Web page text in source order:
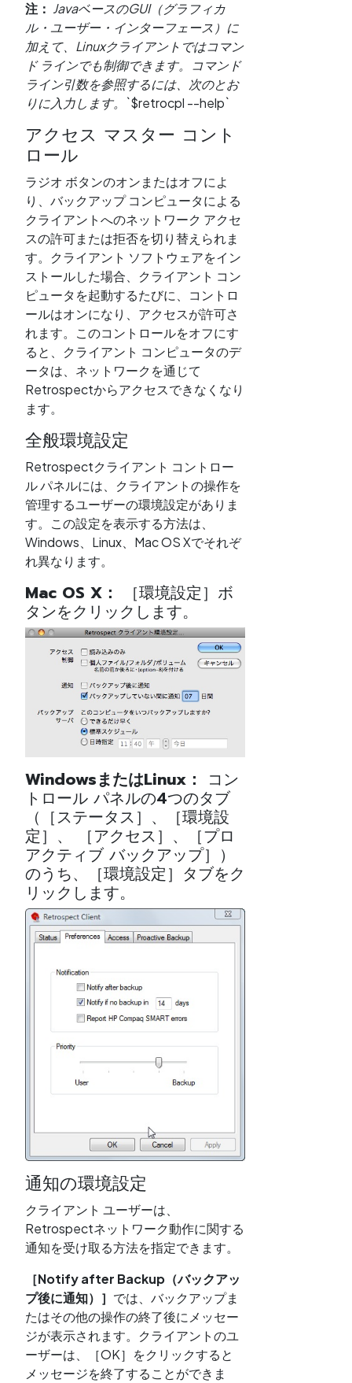
注： JavaベースのGUI（グラフィカ
ル・ユーザー・インターフェース）に
加えて、Linuxクライアントではコマン
ド ラインでも制御できます。コマンド
ライン引数を参照するには、次のとお
りに入力します。 `$retrocpl --help`
アクセス マスター コント
ロール
ラジオ ボタンのオンまたはオフによ
り、バックアップ コンピュータによる
クライアントへのネットワーク アクセ
スの許可または拒否を切り替えられま
す。クライアント ソフトウェアをイン
ストールした場合、クライアント コン
ピュータを起動するたびに、コントロ
ールはオンになり、アクセスが許可さ
れます。このコントロールをオフにす
ると、クライアント コンピュータのデ
ータは、ネットワークを通じて
Retrospectからアクセスできなくなり
ます。
全般環境設定
Retrospectクライアント コントロー
ル パネルには、クライアントの操作を
管理するユーザーの環境設定がありま
す。この設定を表示する方法は、
Windows、Linux、Mac OS Xでそれぞ
れ異なります。
Mac OS X：
［環境設定］ボ
タンをクリックします。
WindowsまたはLinux： コン
トロール パネルの4つのタブ
（［ステータス］、［環境設
定］、 ［アクセス］、［プロ
アクティブ バックアップ］）
のうち、［環境設定］タブをク
リックします。
通知の環境設定
クライアント ユーザーは、
Retrospectネットワーク動作に関する
通知を受け取る方法を指定できます。
［Notify after Backup（バックアッ
プ後に通知）］ では、バックアップま
たはその他の操作の終了後にメッセー
ジが表示されます。クライアントのユ
ーザーは、［OK］をクリックすると
メッセージを終了することができま